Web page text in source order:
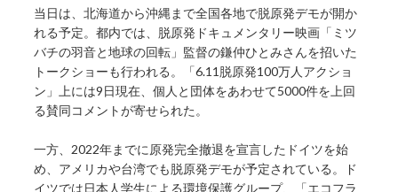
当日は、北海道から沖縄まで全国各地で脱原発デモが開か
れる予定。都内では、脱原発ドキュメンタリー映画「ミツ
バチの羽音と地球の回転」監督の鎌仲ひとみさんを招いた
トークショーも行われる。「6.11脱原発100万人アクショ
ン」上には9日現在、個人と団体をあわせて5000件を上回
る賛同コメントが寄せられた。
一方、2022年までに原発完全撤退を宣言したドイツを始
め、アメリカや台湾でも脱原発デモが予定されている。ド
イツでは日本人学生による環境保護グループ、「エコフラ